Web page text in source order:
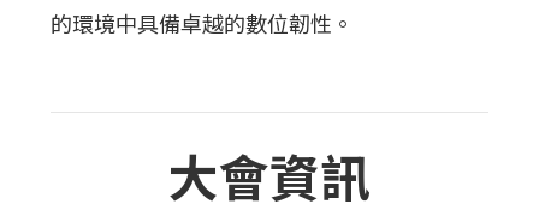
的環境中具備卓越的數位韌性。
大會資訊